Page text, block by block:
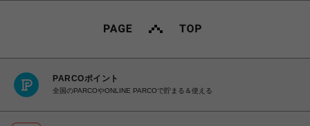
PARCOポイント
全国のPARCOやONLINE PARCOで貯まる＆使える